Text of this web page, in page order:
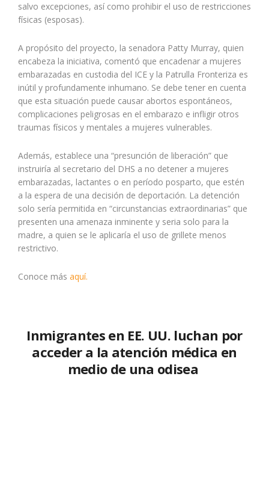
salvo excepciones, así como prohibir el uso de restricciones
físicas (esposas).
A propósito del proyecto, la senadora Patty Murray, quien
encabeza la iniciativa, comentó que encadenar a mujeres
embarazadas en custodia del ICE y la Patrulla Fronteriza es
inútil y profundamente inhumano. Se debe tener en cuenta
que esta situación puede causar abortos espontáneos,
complicaciones peligrosas en el embarazo e infligir otros
traumas físicos y mentales a mujeres vulnerables.
Además, establece una “presunción de liberación” que
instruiría al secretario del DHS a no detener a mujeres
embarazadas, lactantes o en período posparto, que estén
a la espera de una decisión de deportación. La detención
solo sería permitida en “circunstancias extraordinarias” que
presenten una amenaza inminente y seria solo para la
madre, a quien se le aplicaría el uso de grillete menos
restrictivo.
Conoce más aquí.
Inmigrantes en EE. UU. luchan por
acceder a la atención médica en
medio de una odisea